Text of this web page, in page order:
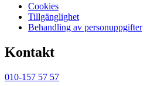
Cookies
Tillgänglighet
Behandling av personuppgifter
Kontakt
010-157 57 57